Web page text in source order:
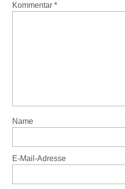
Kommentar *
Name
E-Mail-Adresse